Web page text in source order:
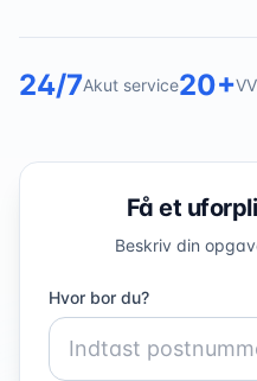
24/7Akut service20+
Få et
Beskriv din
Hvor bor du?